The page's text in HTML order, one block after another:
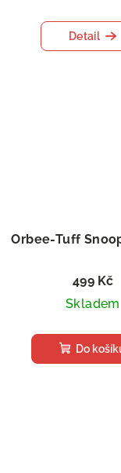
Detail
Orbee-Tuff
499 Kč
Skladem
Do